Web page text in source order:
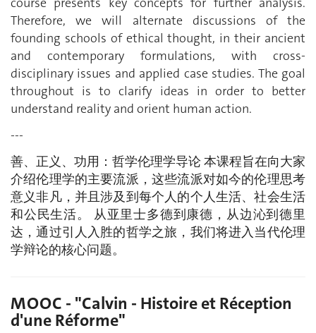
Therefore, we will alternate discussions of the
founding schools of ethical thought, in their ancient
and contemporary formulations, with cross-
disciplinary issues and applied case studies. The goal
throughout is to clarify ideas in order to better
understand reality and orient human action.
---
善、正义、功用：哲学伦理学导论 本课程旨在向大家
介绍伦理学的主要流派，这些流派对如今的伦理思考
意义非凡，并且涉及到每个人的个人生活、社会生活
和公民生活。 从亚里士多德到康德，从边沁到德里
达，通过引人入胜的哲学之旅，我们将进入当代伦理
学辩论的核心问题。
MOOC - "Calvin - Histoire et Réception
d'une Réforme"